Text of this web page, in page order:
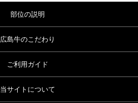
部位の説明
広島牛のこだわり
ご利用ガイド
当サイトについて